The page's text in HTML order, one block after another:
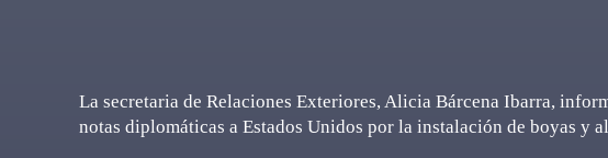
La secretaria de Relaciones Exteriores, Alicia Bárcena Ibarra,
notas diplomáticas a Estados Unidos por la instalación de boyas y